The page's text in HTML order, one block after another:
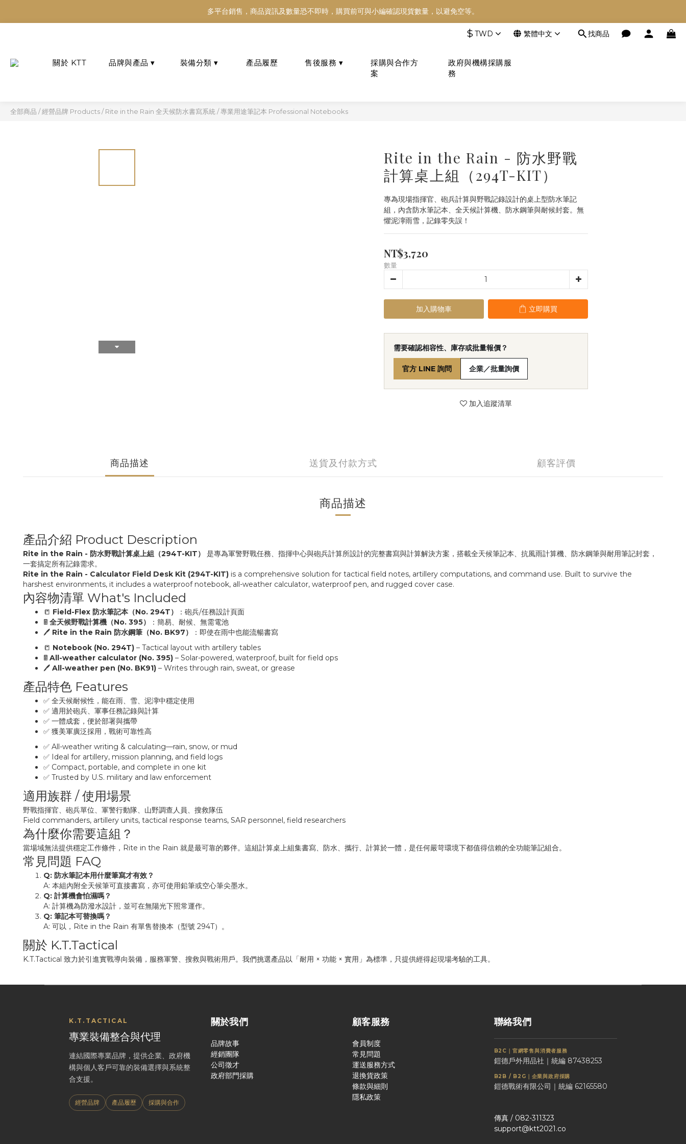
多平台銷售，商品資訊及數量恐不即時，購買前可與小編確認現貨數量，以避免空等。
多平台銷售，商品資訊及數量恐不即時，購買前可與小編確認現貨數量，以避免空等。
多平台銷售，商品資訊及數量恐不即時，購買前可與小編確認現貨數量，以避免空等。
$ TWD 繁體中文 找商品
政府與機構採購服
務
全部商品 /經營品牌 Products/Rite in the Rain 全天候防水書寫系統 /專業用途筆記本 Professional Notebooks
Rite in the Rain - 防水野戰
計算桌上組（294T-KIT）
專為現場指揮官、砲兵計算與野戰記錄設計的桌上型防水筆記
組，內含防水筆記本、全天候計算機、防水鋼筆與耐候封套。無
懼泥濘雨雪，記錄零失誤！
NT$3,720
數量
加入購物車 立即購買
需要確認相容性、庫存或批量報價？
官方 LINE 詢問 企業／批量詢價
加入追蹤清單
商品描述 送貨及付款方式 顧客評價
商品描述
產品介紹 Product Description
Rite in the Rain - 防水野戰計算桌上組（294T-KIT）
是專為軍警野戰任務、指揮中心與砲兵計算所設計的完整書寫與計算解決方案，搭載全天候筆記本、抗風雨計算機、防水鋼筆與耐用筆記封套，
一套搞定所有記錄需求。
Rite in the Rain - Calculator Field Desk Kit (294T-KIT) is a comprehensive solution for tactical field notes, artillery computations, and command use. Built to survive the
harshest environments, it includes a waterproof notebook, all-weather calculator, waterproof pen, and rugged cover case.
內容物清單 What's Included
📒 Field-Flex 防水筆記本（No. 294T）
：砲兵/任務設計頁面
🖩 全天候野戰計算機（No. 395）
：簡易、耐候、無需電池
🖊️ Rite in the Rain 防水鋼筆（No. BK97）
：即使在雨中也能流暢書寫
📒 Notebook (No. 294T) – Tactical layout with artillery tables
🖩 All-weather calculator (No. 395) – Solar-powered, waterproof, built for field ops
🖊️ All-weather pen (No. BK91) – Writes through rain, sweat, or grease
產品特色 Features
✅ 全天候耐候性，能在雨、雪、泥濘中穩定使用
✅ 適用於砲兵、軍事任務記錄與計算
✅ 一體成套，便於部署與攜帶
✅ 獲美軍廣泛採用，戰術可靠性高
✅ All-weather writing & calculating—rain, snow, or mud
✅ Ideal for artillery, mission planning, and field logs
✅ Compact, portable, and complete in one kit
✅ Trusted by U.S. military and law enforcement
適用族群 / 使用場景
野戰指揮官、砲兵單位、軍警行動隊、山野調查人員、搜救隊伍
Field commanders, artillery units, tactical response teams, SAR personnel, field researchers
為什麼你需要這組？
當場域無法提供穩定工作條件，Rite in the Rain 就是最可靠的夥伴。這組計算桌上組集書寫、防水、攜行、計算於一體，是任何嚴苛環境下都值得信賴的全功能筆記組合。
常見問題 FAQ
Q: 防水筆記本用什麼筆寫才有效？
A: 本組內附全天候筆可直接書寫，亦可使用鉛筆或空心筆尖墨水。
Q: 計算機會怕濕嗎？
A: 計算機為防潑水設計，並可在無陽光下照常運作。
Q: 筆記本可替換嗎？
A: 可以，Rite in the Rain 有單售替換本（型號 294T）。
關於 K.T.Tactical
K.T.Tactical 致力於引進實戰導向裝備，服務軍警、搜救與戰術用戶。我們挑選產品以「耐用 × 功能 × 實用」為標準，只提供經得起現場考驗的工具。
K.T.TACTICAL
專業裝備整合與代理
連結國際專業品牌，提供企業、政府機
構與個人客戶可靠的裝備選擇與系統整
合支援。
經營品牌 產品履歷 採購與合作
關於我們
品牌故事
經銷團隊
公司徵才
政府部門採購
顧客服務
會員制度
常見問題
運送服務方式
退換貨政策
條款與細則
隱私政策
聯絡我們
B2C｜官網零售與消費者服務
鎧德戶外用品社｜統編 87438253
B2B / B2G｜企業與政府採購
鎧德戰術有限公司｜統編 62165580
傳真 / 082-311323
support@ktt2021.co